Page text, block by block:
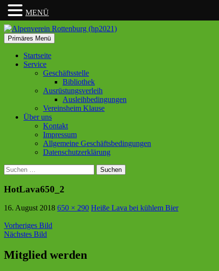
Alpenverein Rottenburg
(hp2021)
Suchen
Primäres Menü
Inhalt
Startseite
Service
Geschäftsstelle
Bibliothek
Ausrüstungsverleih
Ausleihbedingungen
Vereinsheim Klause
Über uns
Kontakt
Impressum
Allgemeine Geschäftsbedingungen
Datenschutzerklärung
Suchen
nach:
HotLava650_2
16. August 2018 650 × 290 Heiße Lava bei kühlem Bier
Vorheriges Bild
Nächstes Bild
Sektion im Deutschen Alpenverein (DAV)
Mitglied werden
MENÜ